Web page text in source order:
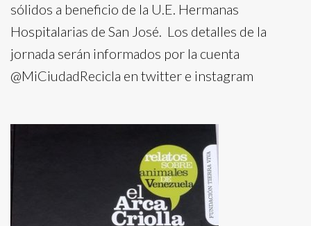
sólidos a beneficio de la U.E. Hermanas
Hospitalarias de San José. Los detalles de la
jornada serán informados por la cuenta
@MiCiudadRecicla en twitter e instagram